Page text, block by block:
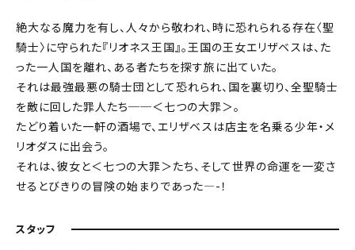
絶大なる魔力を有し、人々から敬われ、時に恐れられる存在〈聖
騎士〉に守られた『リオネス王国』。王国の王女エリザベスは、た
った一人国を離れ、ある者たちを探す旅に出ていた。
それは最強最悪の騎士団として恐れられ、国を裏切り、全聖騎士
を敵に回した罪人たち──＜七つの大罪＞。
たどり着いた一軒の酒場で、エリザベスは店主を名乗る少年・メ
リオダスに出会う。
それは、彼女と＜七つの大罪＞たち、そして世界の命運を一変さ
せるとびきりの冒険の始まりであった―-！
スタッフ